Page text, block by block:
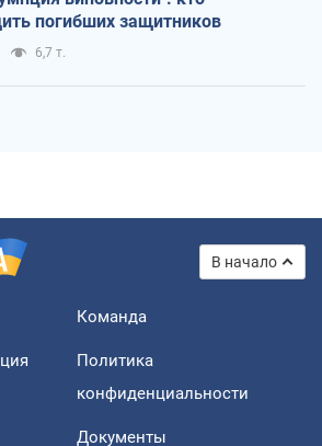
погибших защитников
6,7 т.
В начало
Команда
Политика
конфиденциальности
Документы